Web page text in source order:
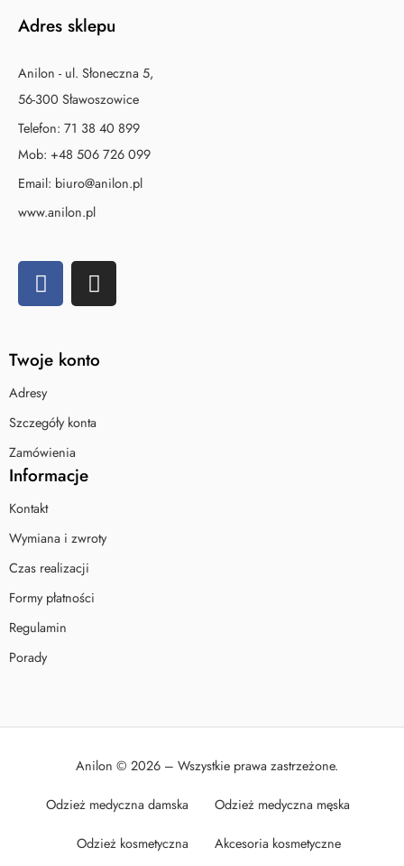
Adres sklepu
Anilon - ul. Słoneczna 5,
56-300 Sławoszowice
Telefon: 71 38 40 899
Mob: +48 506 726 099
Email: biuro@anilon.pl
www.anilon.pl
Twoje konto
Adresy
Szczegóły konta
Zamówienia
Informacje
Kontakt
Wymiana i zwroty
Czas realizacji
Formy płatności
Regulamin
Porady
Anilon © 2026 – Wszystkie prawa zastrzeżone.
Odzież medyczna damska Odzież medyczna męska
Odzież kosmetyczna Akcesoria kosmetyczne